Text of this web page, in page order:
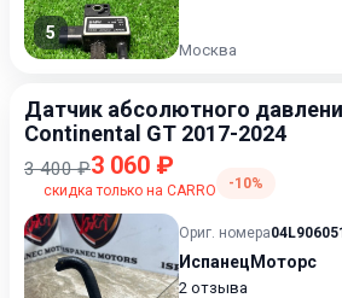
5
Москва
Датчик абсолютного
Continental GT 2017-2024
3 400 ₽3 060 ₽
скидка только на CARRO -10%
Ориг. номера
ИспанецМоторс
2 отзыва